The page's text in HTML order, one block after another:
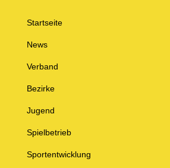
Startseite
News
Verband
Bezirke
Jugend
Spielbetrieb
Sportentwicklung